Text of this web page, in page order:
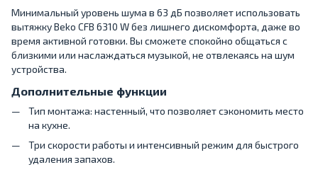
Минимальный уровень шума в 63 дБ позволяет использовать
вытяжку Beko CFB 6310 W без лишнего дискомфорта, даже во
время активной готовки. Вы сможете спокойно общаться с
близкими или наслаждаться музыкой, не отвлекаясь на шум
устройства.
Дополнительные функции
Тип монтажа: настенный, что позволяет сэкономить место
на кухне.
Три скорости работы и интенсивный режим для быстрого
удаления запахов.